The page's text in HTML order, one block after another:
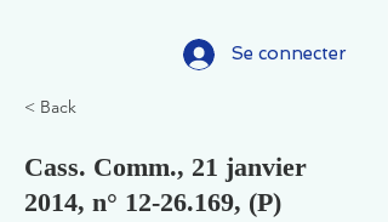
Se connecter
< Back
Cass. Comm., 21 janvier
2014, n° 12-26.169, (P)